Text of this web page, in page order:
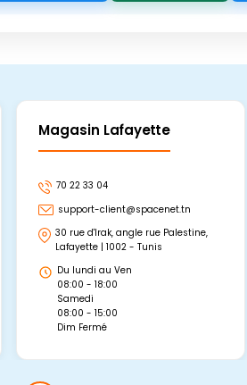
Magasin Lafayette
70 22 33 04
support-client@spacenet.tn
30 rue d'Irak, angle rue Palestine,
Lafayette | 1002 - Tunis
Du lundi au Ven
08:00 - 18:00
Samedi
08:00 - 15:00
Dim Fermé